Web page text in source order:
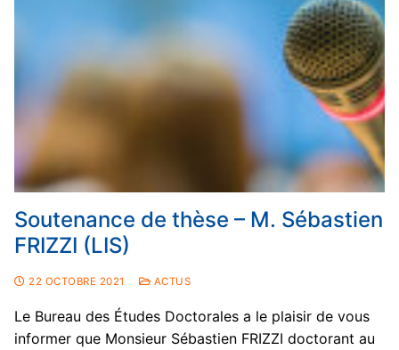
Soutenance de thèse – M. Sébastien
FRIZZI (LIS)
22 OCTOBRE 2021 ACTUS
Le Bureau des Études Doctorales a le plaisir de vous
informer que Monsieur Sébastien FRIZZI doctorant au